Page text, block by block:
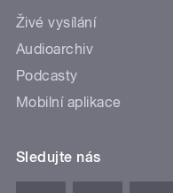
Živé vysílání
Audioarchiv
Podcasty
Mobilní aplikace
Sledujte nás